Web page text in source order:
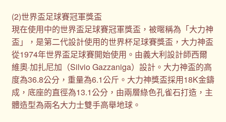
(2)世界盃足球賽冠軍獎盃
現在使用中的世界盃足球賽冠軍獎盃，被暱稱為「大力神
盃」，是第二代設計使用的世界杯足球賽獎盃，大力神盃
從1974年世界盃足球賽開始使用。由義大利設計師西爾
維奧·加扎尼加（Silvio Gazzaniga）設計。大力神盃的高
度為36.8公分，重量為6.1公斤。大力神獎盃採用18K金鑄
成，底座的直徑為13.1公分，由兩層綠色孔雀石打造，主
體造型為兩名大力士雙手高舉地球。